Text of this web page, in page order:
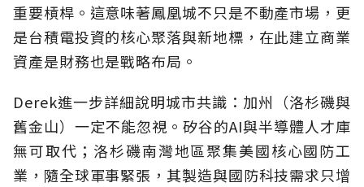
重要槓桿。這意味著鳳凰城不只是不動產市場，更
是台積電投資的核心聚落與新地標，在此建立商業
資產是財務也是戰略布局。
Derek進一步詳細說明城市共識：加州（洛杉磯與
舊金山）一定不能忽視。矽谷的AI與半導體人才庫
無可取代；洛杉磯南灣地區聚集美國核心國防工
業，隨全球軍事緊張，其製造與國防科技需求只增